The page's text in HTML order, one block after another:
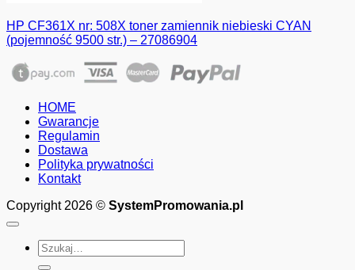
HP CF361X nr: 508X toner zamiennik niebieski CYAN
(pojemność 9500 str.) – 27086904
HOME
Gwarancje
Regulamin
Dostawa
Polityka prywatności
Kontakt
Copyright 2026 © SystemPromowania.pl
Szukaj: